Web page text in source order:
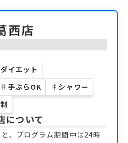
西店
イエット
♯ 手ぶらOK ♯ シャワー
について
、プログラム期間中は24時